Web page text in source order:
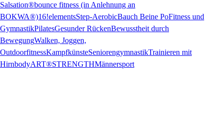
Salsation®bounce fitness (in Anlehnung an
BOKWA®)16!elementsStep-AerobicBauch Beine PoFitness und
GymnastikPilatesGesunder RückenBewusstheit durch
BewegungWalken, Joggen,
OutdoorfitnessKampfkünsteSeniorengymnastikTrainieren mit
HirnbodyART®STRENGTHMännersport